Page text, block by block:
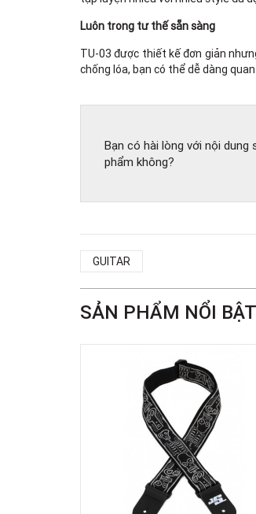
Luôn trong tư thế sẵn sàng
TU-03 được thiết kế đơn giản
chống lóa, bạn có thể dễ dàng
Bạn có hài lòng với nội dung
phẩm không?
GUITAR
SẢN PHẨM NỔI BẬT